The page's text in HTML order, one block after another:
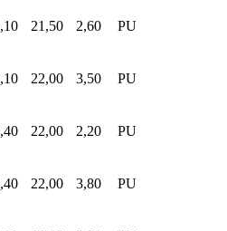
21,50 2,60 PU
22,00 3,50 PU
22,00 2,20 PU
22,00 3,80 PU